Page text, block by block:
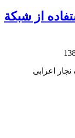
از شبکة
اعرابی